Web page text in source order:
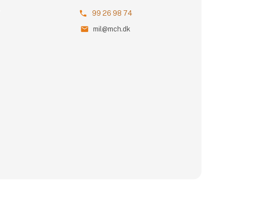
phone 99 26 98 74
mail mil@mch.dk